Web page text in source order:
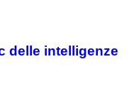
delle intelligenze